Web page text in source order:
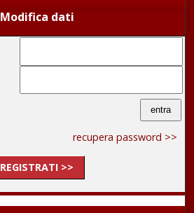
Modifica dati
recupera password >>
REGISTRATI >>